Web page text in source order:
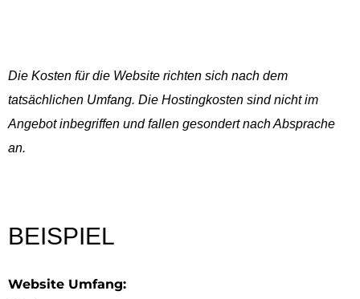
Die Kosten für die Website richten sich nach dem
tatsächlichen Umfang. Die Hostingkosten sind nicht im
Angebot inbegriffen und fallen gesondert nach Absprache
an.
BEISPIEL
Website Umfang: